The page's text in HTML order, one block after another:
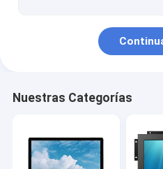
Nuestras Categorías